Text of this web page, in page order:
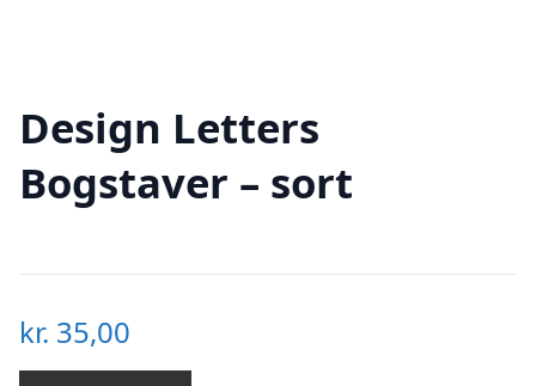
Design Letters
Bogstaver – sort
kr. 35,00